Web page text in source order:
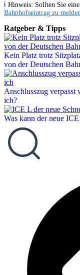
ℹ️ Hinweis: Sollten Sie
Bahnhofseintrag zu melden
Ratgeber & Tipps
Kein Platz trotz
von der Deutschen
Anschlusszug verpasst
ich?
Was kann der neue